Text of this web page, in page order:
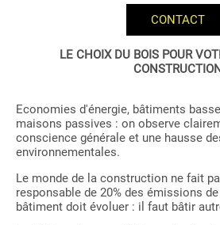
CONTACT
LE CHOIX DU BOIS POUR
CONSTRUCTION
Economies d'énergie, bâtiments
maisons passives : on observe
conscience générale et une hausse
environnementales.
Le monde de la construction ne fait
responsable de 20% des émissions
bâtiment doit évoluer : il faut bâtir